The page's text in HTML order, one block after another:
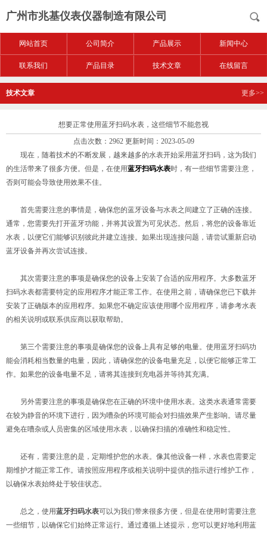
广州市兆基仪表仪器制造有限公司
网站首页 公司简介 产品展示 新闻中心
联系我们 产品目录 技术文章 在线留言
技术文章 更多>>
想要正常使用蓝牙扫码水表，这些细节不能忽视
点击次数：2962 更新时间：2023-05-09
现在，随着技术的不断发展，越来越多的水表开始采用蓝牙扫码，这为我们
的生活带来了很多方便。但是，在使用蓝牙扫码水表时，有一些细节需要注意，
否则可能会导致使用效果不佳。
首先需要注意的事情是，确保您的蓝牙设备与水表之间建立了正确的连接。
通常，您需要先打开蓝牙功能，并将其设置为可见状态。然后，将您的设备靠近
水表，以便它们能够识别彼此并建立连接。如果出现连接问题，请尝试重新启动
蓝牙设备并再次尝试连接。
其次需要注意的事项是确保您的设备上安装了合适的应用程序。大多数蓝牙
扫码水表都需要特定的应用程序才能正常工作。在使用之前，请确保您已下载并
安装了正确版本的应用程序。如果您不确定应该使用哪个应用程序，请参考水表
的相关说明或联系供应商以获取帮助。
第三个需要注意的事项是确保您的设备上具有足够的电量。使用蓝牙扫码功
能会消耗相当数量的电量，因此，请确保您的设备电量充足，以便它能够正常工
作。如果您的设备电量不足，请将其连接到充电器并等待其充满。
另外需要注意的事项是确保您在正确的环境中使用水表。这类水表通常需要
在较为静音的环境下进行，因为嘈杂的环境可能会对扫描效果产生影响。请尽量
避免在嘈杂或人员密集的区域使用水表，以确保扫描的准确性和稳定性。
还有，需要注意的是，定期维护您的水表。像其他设备一样，水表也需要定
期维护才能正常工作。请按照应用程序或相关说明中提供的指示进行维护工作，
以确保水表始终处于较佳状态。
总之，使用蓝牙扫码水表可以为我们带来很多方便，但是在使用时需要注意
一些细节，以确保它们始终正常运行。通过遵循上述提示，您可以更好地利用蓝